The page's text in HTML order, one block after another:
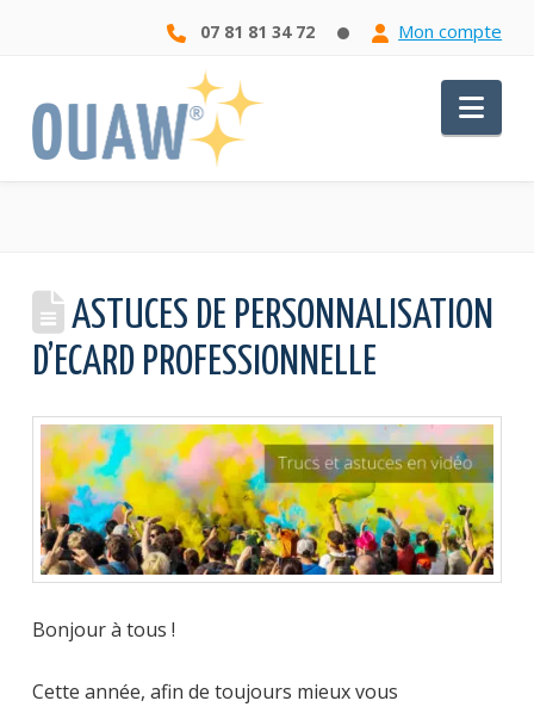
07 81 81 34 72 Mon compte
ASTUCES DE PERSONNALISATION
D’ECARD PROFESSIONNELLE
Bonjour à tous !
Cette année, afin de toujours mieux vous